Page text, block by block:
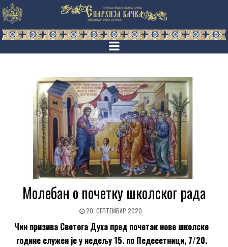
Молебан о почетку школског рада
20. СЕПТЕМБАР 2020.
Чин призива Светога Духа пред почетак нове школске
године служен је у недељу 15. по Педесетници, 7/20.